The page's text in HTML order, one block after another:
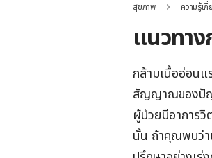
สุขภาพ ความรู้เ
แนวทา
กล้ามเนื้ออ่อนแ
สัญญาณของปัญ
ผู้ป่วยมีอาการ
นั้น ถ้าคุณพบว่า